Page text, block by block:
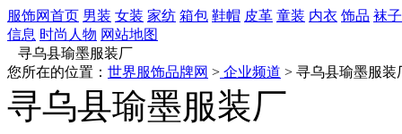
服饰网首页 男装 女装 家纺 箱包 鞋帽 皮革 童装 内衣 饰品 袜子
信息 时尚人物 网站地图
寻乌县瑜墨服装厂
您所在的位置： 世界服饰品牌网 > 企业频道 > 寻乌县瑜墨服装
寻乌县瑜墨服装厂